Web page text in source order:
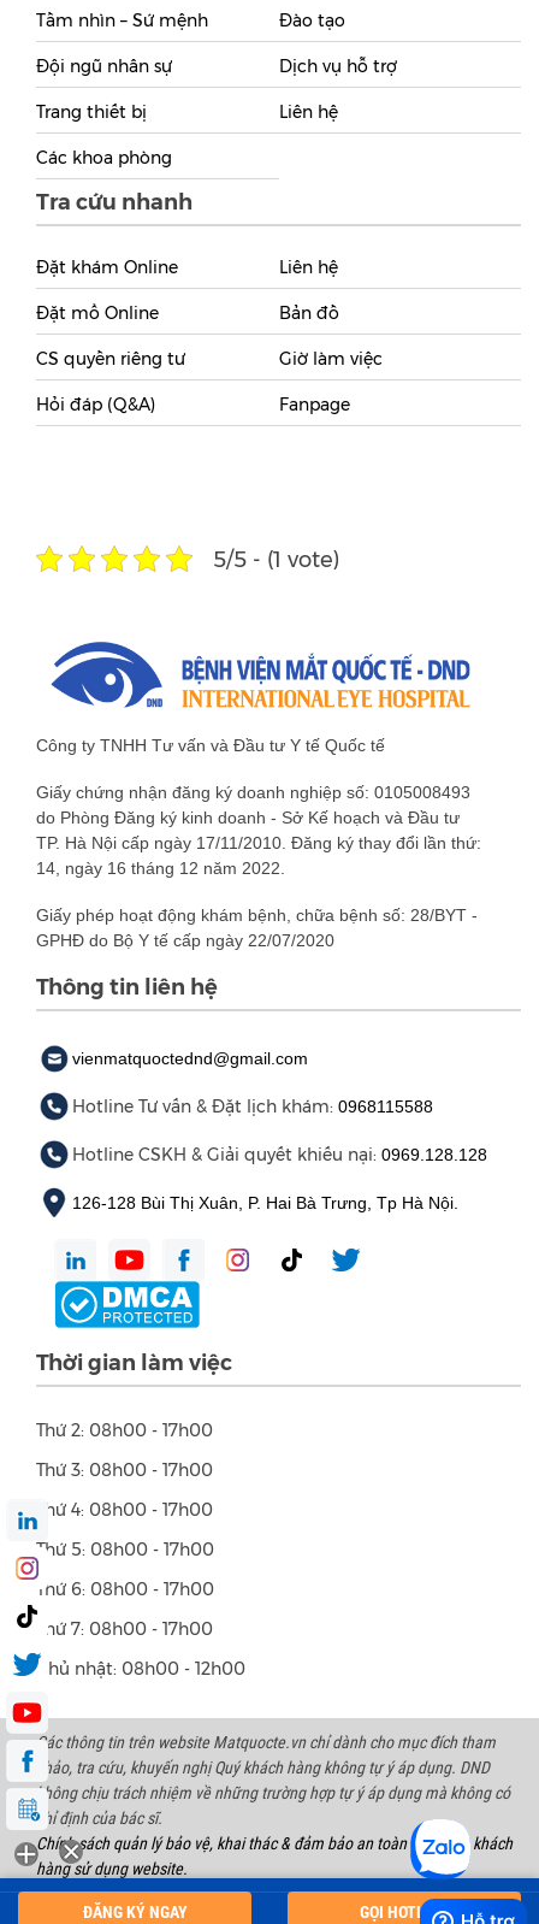
Tầm nhìn – Sứ mệnh
Đội ngũ nhân sự
Trang thiết bị
Các khoa phòng
Đào tạo
Dịch vụ hỗ trợ
Liên hệ
Tra cứu nhanh
Đặt khám Online
Đặt mổ Online
CS quyền riêng tư
Hỏi đáp (Q&A)
Liên hệ
Bản đồ
Giờ làm việc
Fanpage
5/5 - (1 vote)
Công ty TNHH Tư vấn và Đầu tư Y tế Quốc tế
Giấy chứng nhận đăng ký doanh nghiệp số: 0105008493
do Phòng Đăng ký kinh doanh - Sở Kế hoạch và Đầu tư
TP. Hà Nội cấp ngày 17/11/2010. Đăng ký thay đổi lần thứ:
14, ngày 16 tháng 12 năm 2022.
Giấy phép hoạt động khám bệnh, chữa bệnh số: 28/BYT -
GPHĐ do Bộ Y tế cấp ngày 22/07/2020
Thông tin liên hệ
vienmatquoctednd@gmail.com
Hotline Tư vấn & Đặt lịch khám: 0968115588
Hotline CSKH & Giải quyết khiếu nại: 0969.128.128
126-128 Bùi Thị Xuân, P. Hai Bà Trưng, Tp Hà Nội.
Thời gian làm việc
Thứ 2: 08h00 - 17h00
Thứ 3: 08h00 - 17h00
Thứ 4: 08h00 - 17h00
Thứ 5: 08h00 - 17h00
Thứ 6: 08h00 - 17h00
Thứ 7: 08h00 - 17h00
Chủ nhật: 08h00 - 12h00
Các thông tin trên website Matquocte.vn chỉ dành cho mục đích tham
khảo, tra cứu, khuyến nghị Quý khách hàng không tự ý áp dụng. DND
không chịu trách nhiệm về những trường hợp tự ý áp dụng mà không có
chỉ định của bác sĩ.
Chính sách quản lý bảo vệ, khai thác & đảm bảo an toàn thông tin khách
hàng sử dụng website.
Copyright 2023 International Eye Hospital | All right reserved. Address:
128 Bùi Thị Xuân Str, Hà Nội.
ĐĂNG KÝ NGAY GỌI HOTLINE